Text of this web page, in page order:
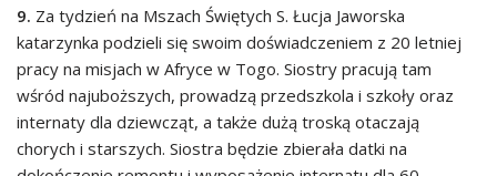
9. Za tydzień na Mszach Świętych S. Łucja Jaworska
katarzynka podzieli się swoim doświadczeniem z 20 letniej
pracy na misjach w Afryce w Togo. Siostry pracują tam
wśród najuboższych, prowadzą przedszkola i szkoły oraz
internaty dla dziewcząt, a także dużą troską otaczają
chorych i starszych. Siostra będzie zbierała datki na